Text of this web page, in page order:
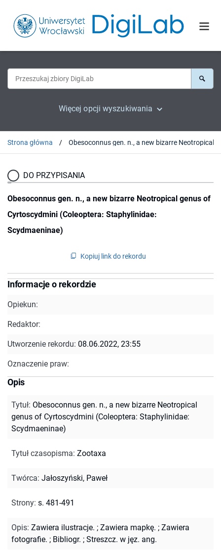
Więcej opcji wyszukiwania
Strona główna
DO PRZYPISANIA
Obesoconnus gen. n., a new bizarre Neotropical genus of
Cyrtoscydmini (Coleoptera: Staphylinidae:
Scydmaeninae)
Kopiuj link do rekordu
Informacje o rekordzie
Opiekun:
Redaktor:
Utworzenie rekordu: 08.06.2022, 23:55
Oznaczenie praw:
Opis
Tytuł: Obesoconnus gen. n., a new bizarre Neotropical
genus of Cyrtoscydmini (Coleoptera: Staphylinidae:
Scydmaeninae)
Tytuł czasopisma: Zootaxa
Twórca: Jałoszyński, Paweł
Strony: s. 481-491
Opis: Zawiera ilustracje. ; Zawiera mapkę. ; Zawiera
fotografie. ; Bibliogr. ; Streszcz. w jęz. ang.